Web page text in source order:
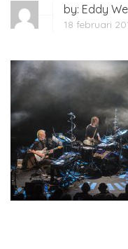
by: Eddy
18 februari